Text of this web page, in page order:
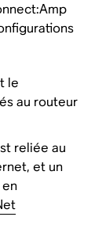
le
au routeur
reliée au
et un